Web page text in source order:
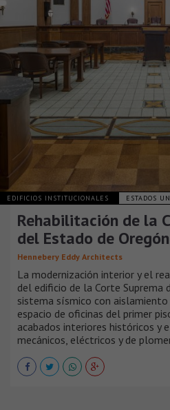
EDIFICIOS INSTITUCIONALES ESTADOS
Rehabilitación de la
del Estado de Oregón
Hennebery Eddy Architects
La modernización interior y el
del edificio de la Corte Suprema
sistema sísmico con
espacio de oficinas del primer
acabados interiores históricos y
mecánicos, eléctricos y de